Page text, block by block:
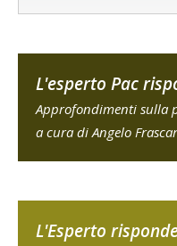
L'esperto Pac
Approfondimenti sulla
a cura di Angelo
L'Esperto